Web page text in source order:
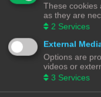
Doorzoek subforums:
Nee
Alleen berichtonderwerpen en
Alleen tekst
These cookies
as they are
2 Services
External
Options are
videos or
3 Services